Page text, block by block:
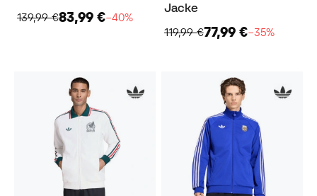
139,99 €83,99 €−40%
Jacke
119,99 €77,99 €−35%